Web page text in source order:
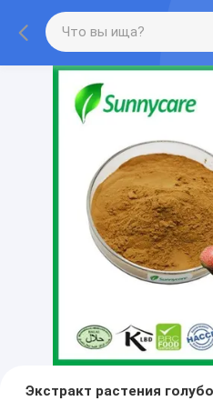
Экстракт растения